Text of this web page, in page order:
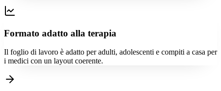
Formato adatto alla terapia
Il foglio di lavoro è adatto per adulti, adolescenti e compiti a casa per
i medici con un layout coerente.